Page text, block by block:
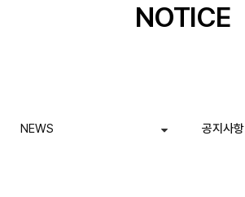
NOTICE
NEWS 공지사항